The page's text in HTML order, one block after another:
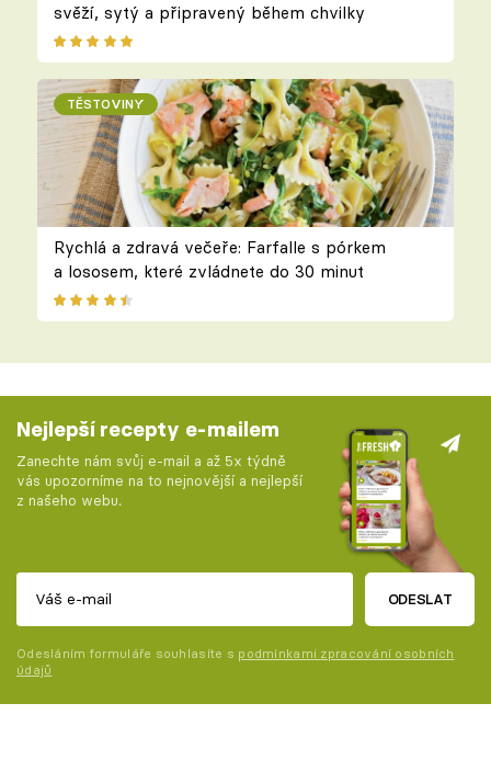
svěží, sytý a připravený během chvilky
TĚSTOVINY
Rychlá a zdravá večeře: Farfalle s pórkem
a lososem, které zvládnete do 30 minut
Nejlepší recepty e-mailem
Zanechte nám svůj e-mail a až 5x týdně
vás upozorníme na to nejnovější a nejlepší
z našeho webu.
ODESLAT
Odesláním formuláře souhlasíte s podmínkami zpracování osobních
údajů